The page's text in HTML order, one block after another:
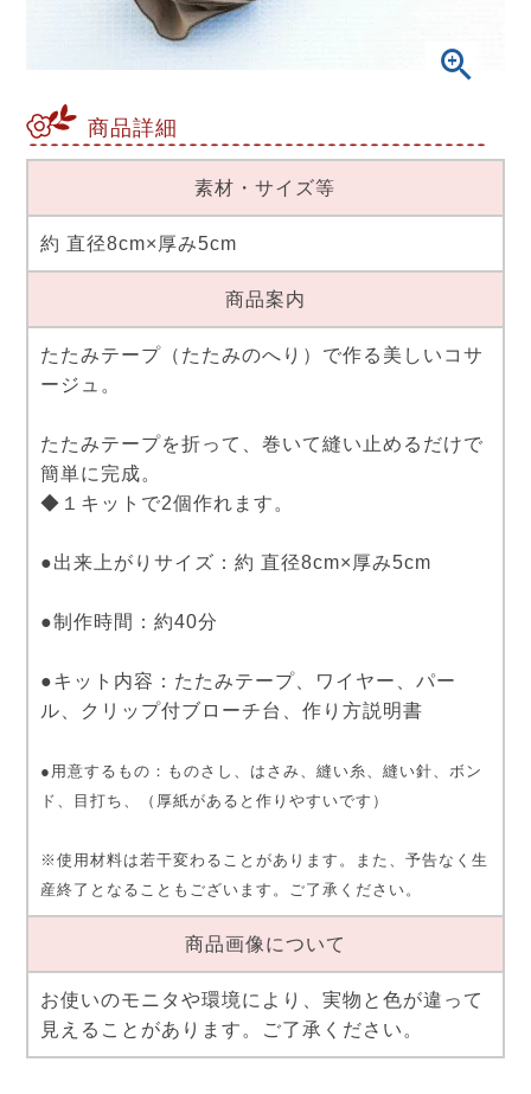
商品詳細
素材・サイズ等
約 直径8cm×厚み5cm
商品案内
たたみテープ（たたみのへり）で作る美しいコサ
ージュ。
たたみテープを折って、巻いて縫い止めるだけで
簡単に完成。
◆１キットで2個作れます。
●出来上がりサイズ：約 直径8cm×厚み5cm
●制作時間：約40分
●キット内容：たたみテープ、ワイヤー、パー
ル、クリップ付ブローチ台、作り方説明書
●用意するもの：ものさし、はさみ、縫い糸、縫い針、ボン
ド、目打ち、（厚紙があると作りやすいです）
※使用材料は若干変わることがあります。また、予告なく生
産終了となることもございます。ご了承ください。
商品画像について
お使いのモニタや環境により、実物と色が違って
見えることがあります。ご了承ください。